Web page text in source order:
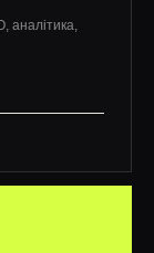
аналітика,